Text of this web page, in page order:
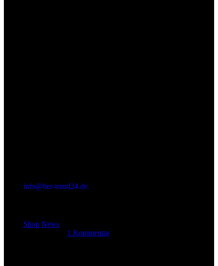
info@tier-trend24.de
Shop News
1 Kommentar